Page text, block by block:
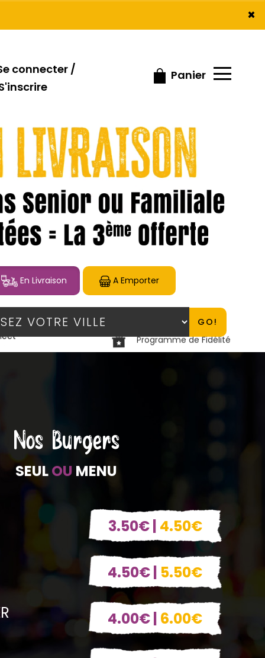
×
connecter /
Panier
×
En Livraison A Emporter
GO!
Programme de Fidélité
Nos Burgers
SEULOU MENU
3.50€ | 4.50€
4.50€ | 5.50€
4.00€ | 6.00€